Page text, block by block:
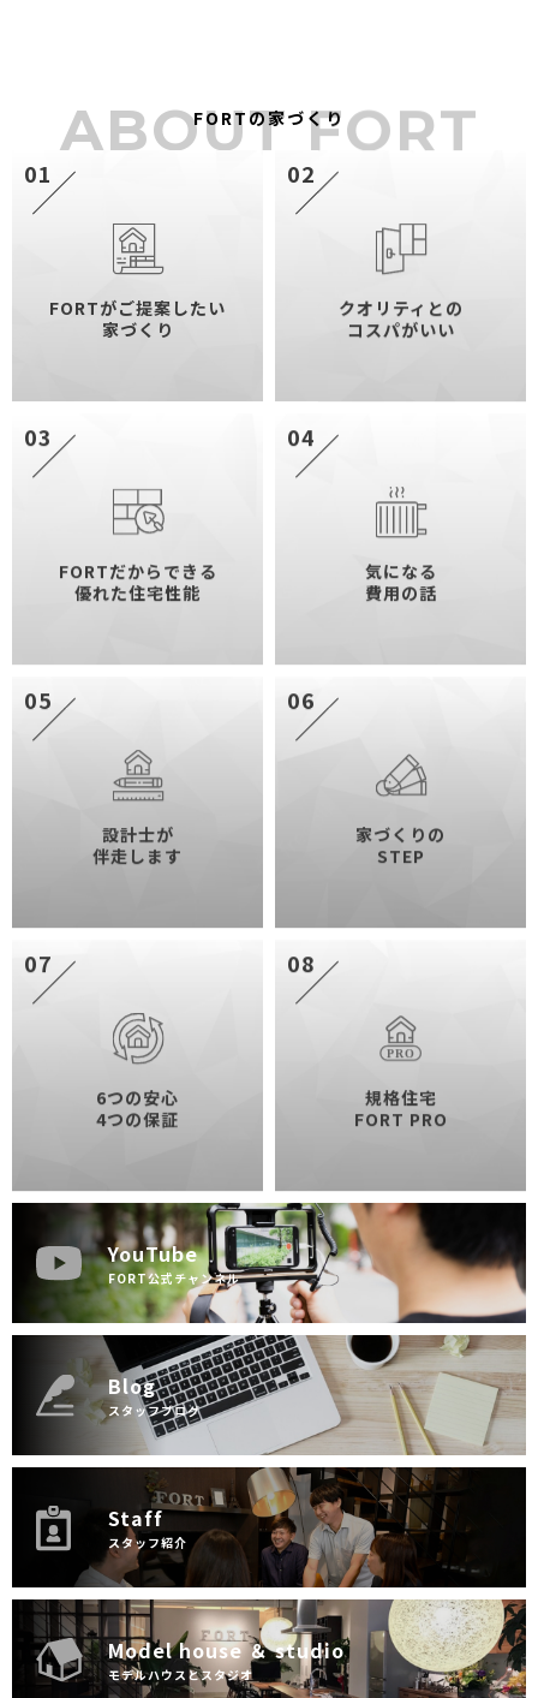
FORTの家づくり
ABOUT FORT
01
FORTがご提案したい
家づくり
02
クオリティとの
コスパがいい
03
FORTだからできる
優れた住宅性能
04
気になる
費用の話
05
設計士が
伴走します
06
家づくりの
STEP
07
6つの安心
4つの保証
08
規格住宅
FORT PRO
YouTube
FORT公式チャンネル
Blog
スタッフブログ
Staff
スタッフ紹介
Model house ＆ studio
モデルハウスとスタジオ